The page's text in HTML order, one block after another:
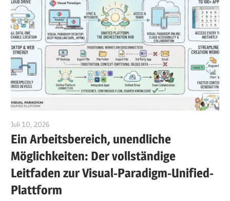
Juli 10, 2026
Ein Arbeitsbereich, unendliche
Möglichkeiten: Der vollständige
Leitfaden zur Visual-Paradigm-Unified-
Plattform